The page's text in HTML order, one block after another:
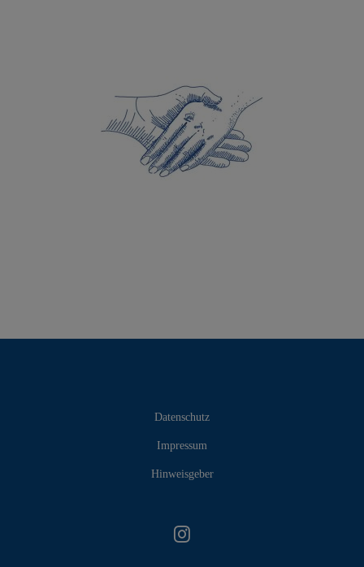
Datenschutz
Impressum
Hinweisgeber